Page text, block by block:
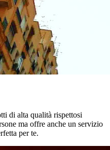
di alta qualità rispettosi
ma offre anche un servizio
per te.